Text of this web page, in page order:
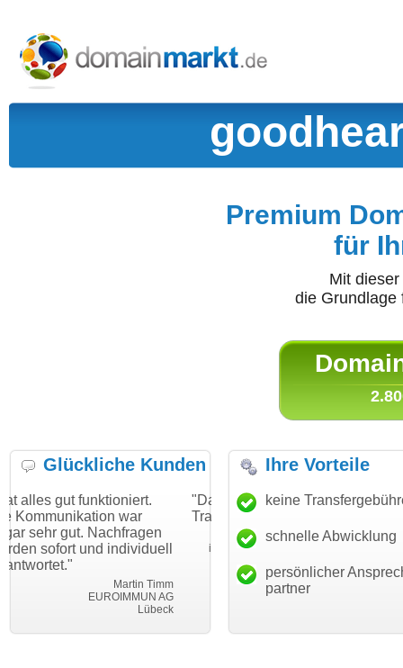
Premium
für
Mit
die
Glückliche Kunden
war
individuell
"Danke für den schnellen
Transfer und guten Service!"
Thomas Schäfer
i can eckert communication GmbH
"Ich bin
haben. Die
mein Business
Ihre Vorteile
keine
schnelle Abwicklung
persönlicher
partner